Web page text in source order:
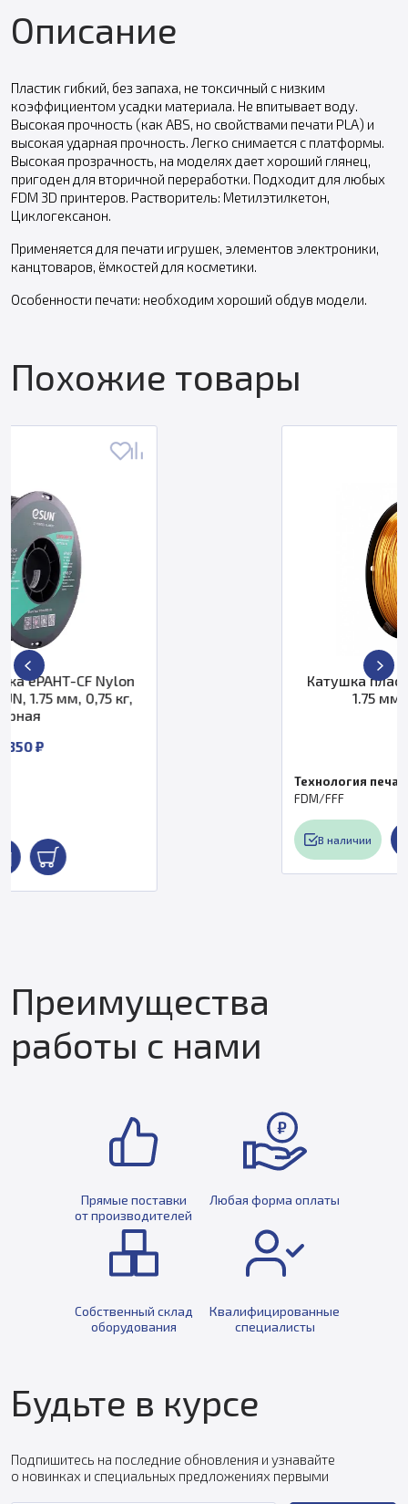
Описание
Пластик гибкий, без запаха, не токсичный с низким
коэффициентом усадки материала. Не впитывает воду.
Высокая прочность (как ABS, но свойствами печати PLA) и
высокая ударная прочность. Легко снимается с платформы.
Высокая прозрачность, на моделях дает хороший глянец,
пригоден для вторичной переработки. Подходит для любых
FDM 3D принтеров. Растворитель: Метилэтилкетон,
Циклогексанон.
Применяется для печати игрушек, элементов электроники,
канцтоваров, ёмкостей для косметики.
Особенности печати: необходим хороший обдув модели.
Похожие товары
Катушка пластика eSilk-PLA
1.75 мм, 1 кг, золотая
Технология печати
Преимущества
работы с нами
Прямые поставки
от производителей
Любая форма оплаты
Собственный склад
оборудования
Квалифицированные
специалисты
Будьте в курсе
Подпишитесь на последние обновления и узнавайте
о новинках и специальных предложениях первыми